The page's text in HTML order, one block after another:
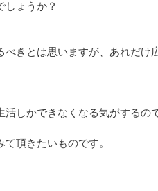
しょうか？
べきとは思いますが、あれだ
活しかできなくなる気がするの
頂きたいものです。